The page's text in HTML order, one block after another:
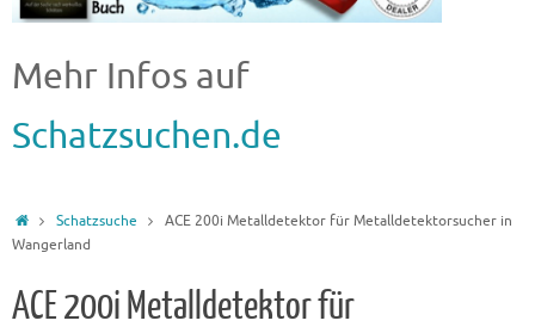
Mehr Infos auf
Schatzsuchen.de
Schatzsuche
ACE 200i Metalldetektor für Metalldetektorsucher in
Wangerland
ACE 200i Metalldetektor für